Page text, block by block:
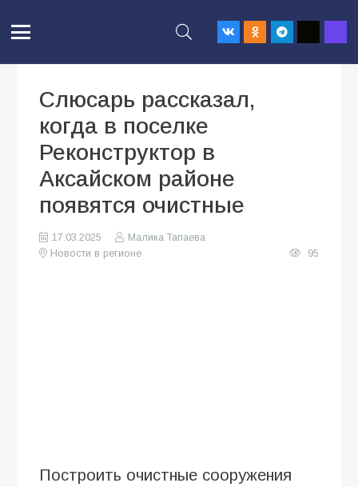
Слюсарь рассказал,
когда в поселке
Реконструктор в
Аксайском районе
появятся очистные
17.03.2025
Малика Тапаева
Новости в регионе
95
Построить очистные сооружения